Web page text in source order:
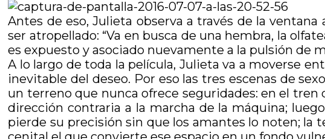
Antes de eso, Julieta observa a través de la
ser atropellado: “Va en busca de una hembra, la
es expuesto y asociado nuevamente a la pulsión de
A lo largo de toda la película, Julieta va a moverse
inevitable del deseo. Por eso las tres escenas de
un terreno que nunca ofrece seguridades: en el tren
dirección contraria a la marcha de la máquina;
pierde su precisión sin que los amantes lo noten; la